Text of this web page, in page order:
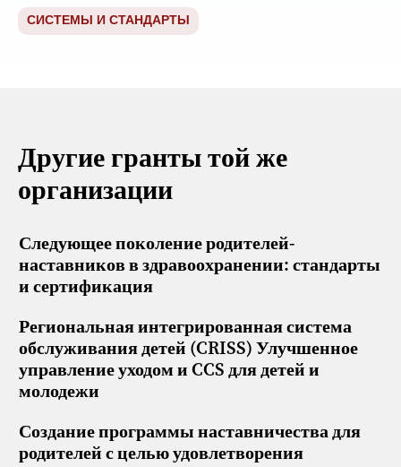
СИСТЕМЫ И СТАНДАРТЫ
Другие гранты той же
организации
Следующее поколение родителей-
наставников в здравоохранении: стандарты
и сертификация
Региональная интегрированная система
обслуживания детей (CRISS) Улучшенное
управление уходом и CCS для детей и
молодежи
Создание программы наставничества для
родителей с целью удовлетворения